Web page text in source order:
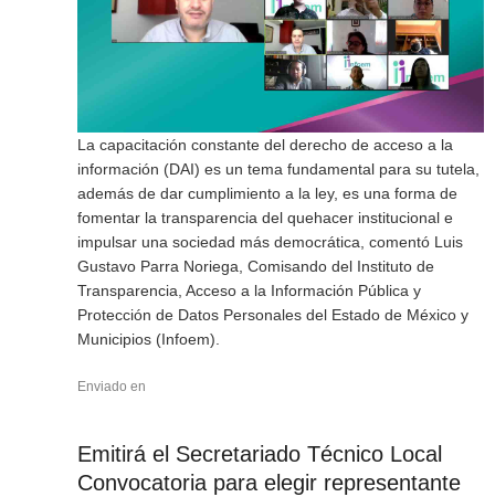
La capacitación constante del derecho de acceso a la
información (DAI) es un tema fundamental para su tutela,
además de dar cumplimiento a la ley, es una forma de
fomentar la transparencia del quehacer institucional e
impulsar una sociedad más democrática, comentó Luis
Gustavo Parra Noriega, Comisando del Instituto de
Transparencia, Acceso a la Información Pública y
Protección de Datos Personales del Estado de México y
Municipios (Infoem).
Enviado en
Emitirá el Secretariado Técnico Local
Convocatoria para elegir representante